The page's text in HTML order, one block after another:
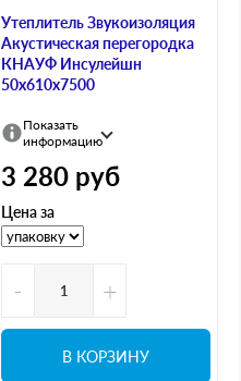
Утеплитель Звукоизоляция
Акустическая перегородка
КНАУФ Инсулейшн
50х610х7500
Показать
информацию
3 280 руб
Цена за
- +
В КОРЗИНУ